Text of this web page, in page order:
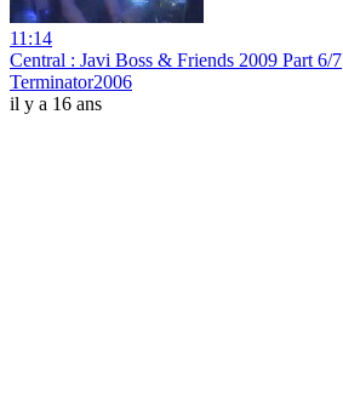
11:14
Central : Javi Boss & Friends 2009 Part 6/7
Terminator2006
il y a 16 ans